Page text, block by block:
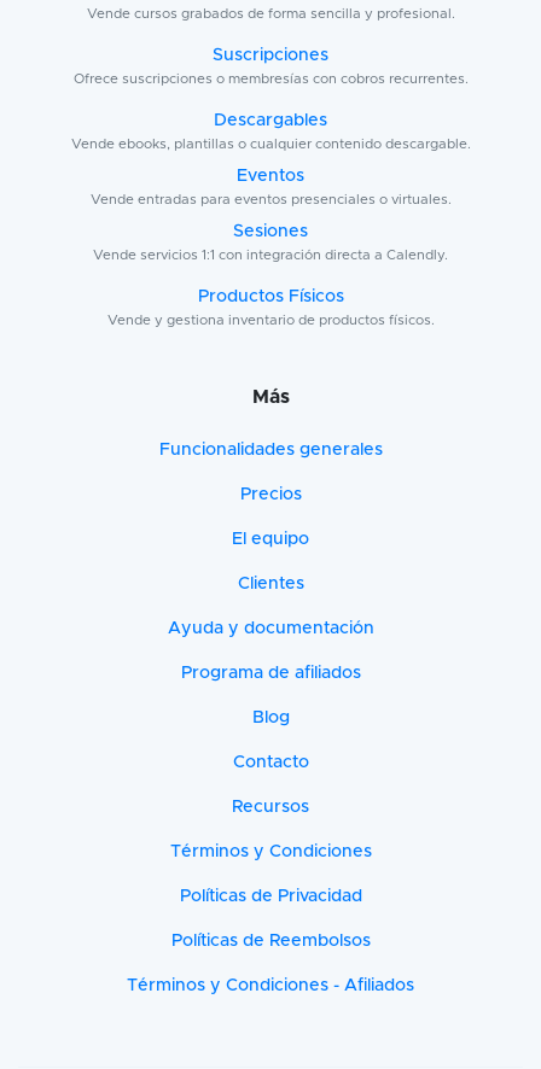
Vende cursos grabados de forma sencilla y profesional.
Suscripciones
Ofrece suscripciones o membresías con cobros recurrentes.
Descargables
Vende ebooks, plantillas o cualquier contenido descargable.
Eventos
Vende entradas para eventos presenciales o virtuales.
Sesiones
Vende servicios 1:1 con integración directa a Calendly.
Productos Físicos
Vende y gestiona inventario de productos físicos.
Más
Funcionalidades generales
Precios
El equipo
Clientes
Ayuda y documentación
Programa de afiliados
Blog
Contacto
Recursos
Términos y Condiciones
Políticas de Privacidad
Políticas de Reembolsos
Términos y Condiciones - Afiliados